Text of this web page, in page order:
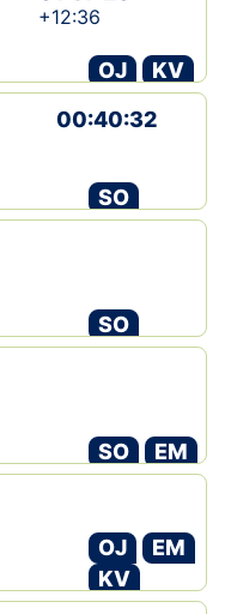
+12:36
OJ
KV
00:40:32
SO
SO
SO
EM
OJ
EM
KV